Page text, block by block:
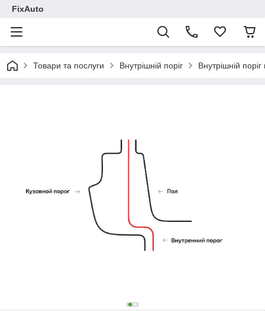
FixAuto
Товари та послуги Внутрішній поріг Внутрішній